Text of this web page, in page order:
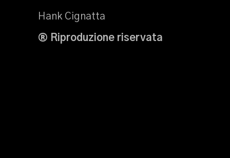
Hank Cignatta
® Riproduzione riservata